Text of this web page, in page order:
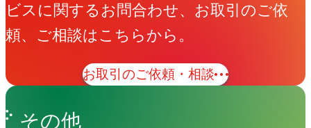
ビスに関するお問合わせ、お取引のご依
頼、ご相談はこちらから。
お取引のご依頼・相談
その他